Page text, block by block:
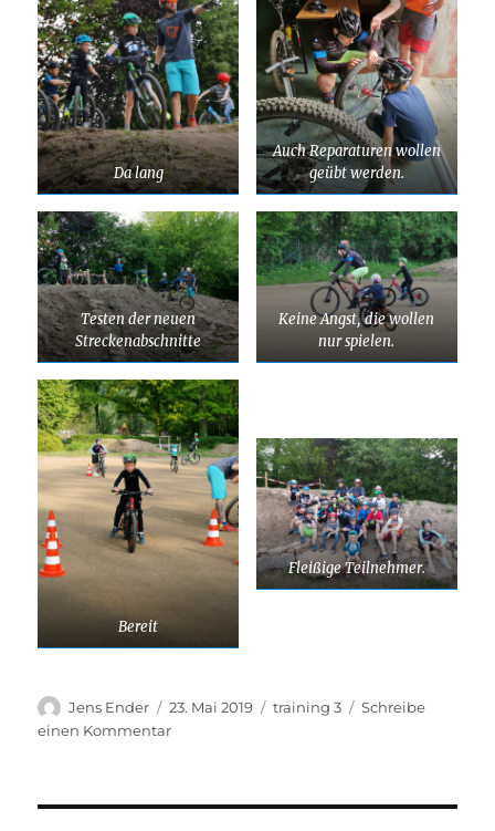
Da lang
Auch Reparaturen wollen
geübt werden.
Testen der neuen
Streckenabschnitte
Keine Angst, die wollen
nur spielen.
Bereit
Fleißige Teilnehmer.
Autor
Jens Ender
Veröffentlicht
am
23. Mai 2019 Kategorien
training 3
Schreibe
einen Kommentarzu